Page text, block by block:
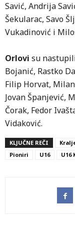
Savić, Andrija
Šekularac, Savo
Vukadinović i
Orlovi su
Bojanić, Rastko
Filip Horvat,
Jovan Španjević,
Čorak, Fedor
Vidaković.
KLJUČNE REČI
Pioniri
U16 U16